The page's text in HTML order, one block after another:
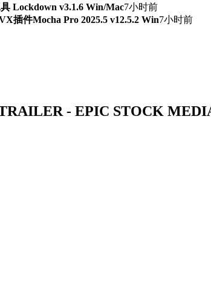
Lockdown v3.1.6 Win/Mac7小时前
插件Mocha Pro 2025.5 v12.5.2 Win7小时前
- EPIC STOCK